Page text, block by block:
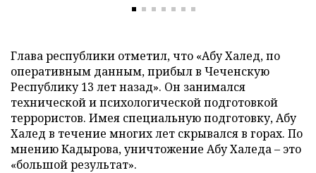
Глава республики отметил, что «Абу Халед, по
оперативным данным, прибыл в Чеченскую
Республику 13 лет назад». Он занимался
технической и психологической подготовкой
террористов. Имея специальную подготовку, Абу
Халед в течение многих лет скрывался в горах. По
мнению Кадырова, уничтожение Абу Халеда – это
«большой результат».